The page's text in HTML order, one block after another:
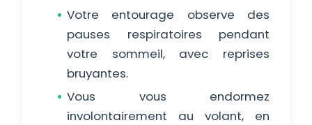
Votre entourage observe des
pauses respiratoires pendant
votre sommeil, avec reprises
bruyantes.
Vous vous endormez
involontairement au volant, en